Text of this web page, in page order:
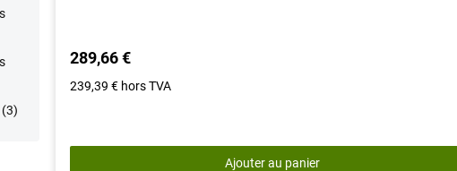
(3)
289,66 €
239,39 € hors TVA
Ajouter au panier